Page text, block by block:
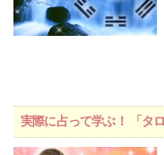
実際に占って学ぶ！ 「タ